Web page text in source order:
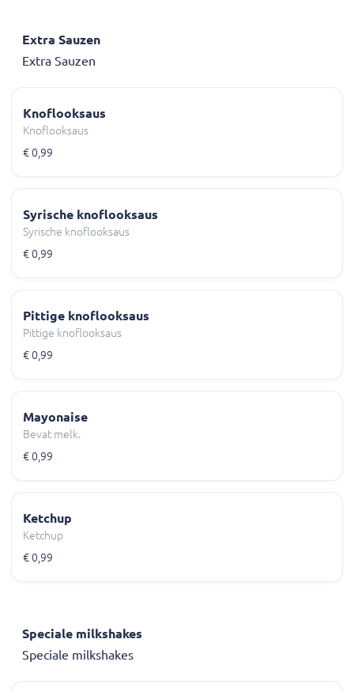
Extra Sauzen
Extra Sauzen
Knoflooksaus
Knoflooksaus
€ 0,99
Syrische knoflooksaus
Syrische knoflooksaus
€ 0,99
Pittige knoflooksaus
Pittige knoflooksaus
€ 0,99
Mayonaise
Bevat melk.
€ 0,99
Ketchup
Ketchup
€ 0,99
Speciale milkshakes
Speciale milkshakes